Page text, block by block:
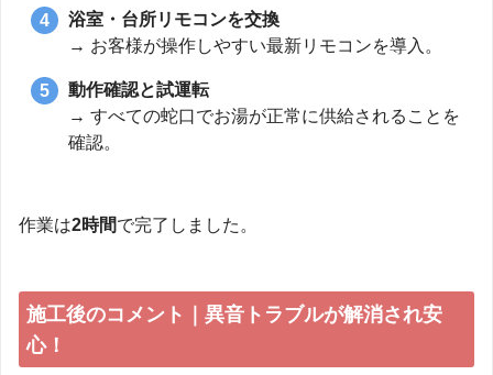
浴室・台所リモコンを交換
→ お客様が操作しやすい最新リモコンを導入。
動作確認と試運転
→ すべての蛇口でお湯が正常に供給されることを
確認。
作業は2時間で完了しました。
施工後のコメント｜異音トラブルが解消され安
心！